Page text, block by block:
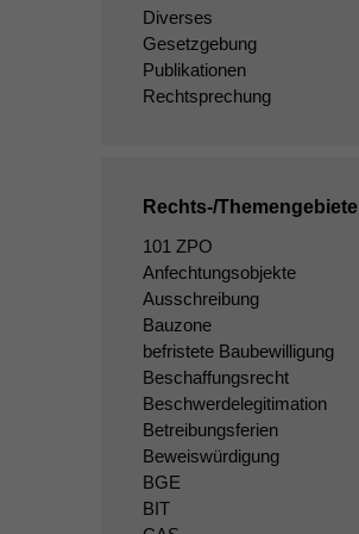
Diverses
Gesetzgebung
Publikationen
Rechtsprechung
Rechts-/Themengebiete
101 ZPO
Anfechtungsobjekte
Ausschreibung
Bauzone
befristete Baubewilligung
Beschaffungsrecht
Beschwerdelegitimation
Betreibungsferien
Beweiswürdigung
BGE
BIT